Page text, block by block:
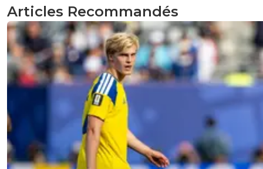
JAMAIS DE LA VIE !Vinicius a été étincellant en C1 et a
révolte à plusieurs reprises Rodri est un joueur
mais Vinicius mérite plus !
0+ Répondre
parisforever 28 octobre 2024 à 10:44
On s'en fout ....
Répondre
valdo 28 octobre 2024 à 14:05 +793
Articles Recommandés